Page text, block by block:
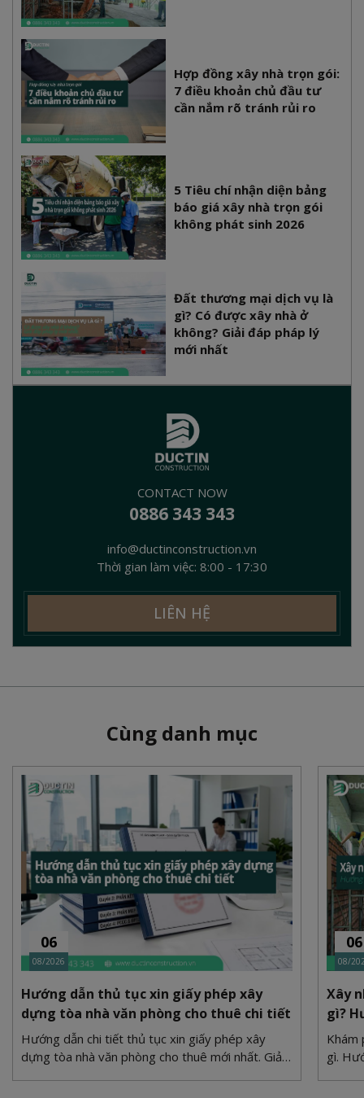
Hợp đồng xây nhà trọn gói:
7 điều khoản chủ đầu tư
cần nắm rõ tránh rủi ro
5 Tiêu chí nhận diện bảng
báo giá xây nhà trọn gói
không phát sinh 2026
Đất thương mại dịch vụ là
gì? Có được xây nhà ở
không? Giải đáp pháp lý
mới nhất
CONTACT NOW
0886 343 343
info@ductinconstruction.vn
Thời gian làm việc: 8:00 - 17:30
LIÊN HỆ
Cùng danh mục
06
08/2026
Hướng dẫn thủ tục xin giấy phép xây
dựng tòa nhà văn phòng cho thuê chi tiết
Hướng dẫn chi tiết thủ tục xin giấy phép xây
dựng tòa nhà văn phòng cho thuê mới nhất. Giải
06
08/
Xây
gì?
Khám
gì.